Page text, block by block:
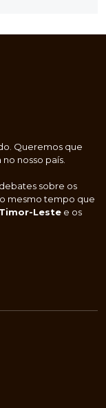
Queremos que
nosso país.
sobre os
mesmo tempo que
Timor-Leste e os